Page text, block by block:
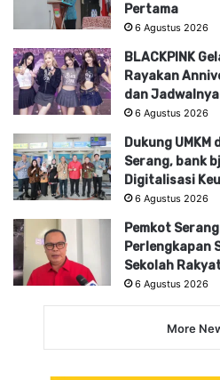
Pertama
6 Agustus 2026
BLACKPINK
Rayakan
dan Jadwalnya
6 Agustus 2026
Dukung
Serang, bank
Digitalisasi
6 Agustus 2026
Pemkot
Perlengkapan
Sekolah
6 Agustus 2026
More